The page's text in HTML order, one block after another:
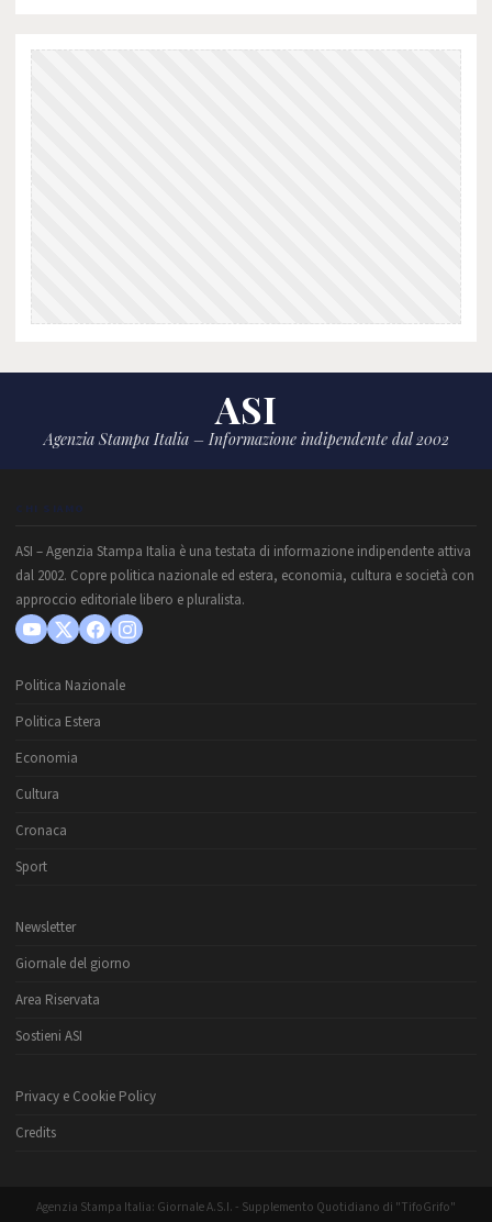
ASI
Agenzia Stampa Italia – Informazione indipendente dal 2002
CHI SIAMO
ASI – Agenzia Stampa Italia è una testata di informazione indipendente attiva
dal 2002. Copre politica nazionale ed estera, economia, cultura e società con
approccio editoriale libero e pluralista.
Politica Nazionale
Politica Estera
Economia
Cultura
Cronaca
Sport
Newsletter
Giornale del giorno
Area Riservata
Sostieni ASI
Privacy e Cookie Policy
Credits
Agenzia Stampa Italia: Giornale A.S.I. - Supplemento Quotidiano di "TifoGrifo"